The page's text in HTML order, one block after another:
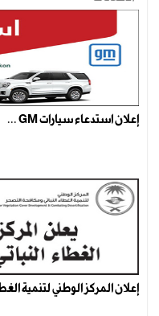
إعلان استدعاء سيارات GM ...
إعلان المركز الوطني لتنمية